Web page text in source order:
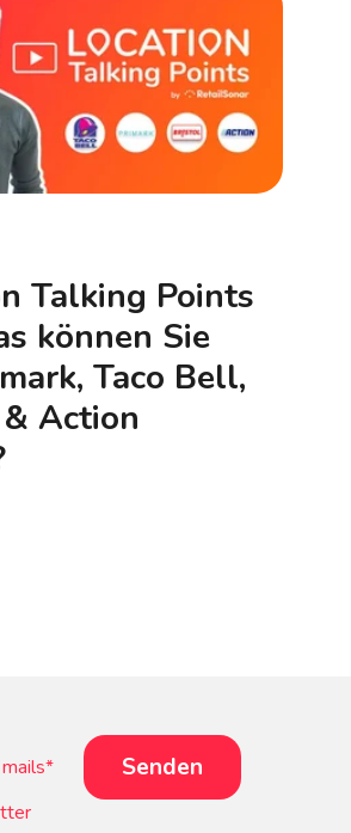
Talking Points
können Sie
Taco Bell,
Action
*